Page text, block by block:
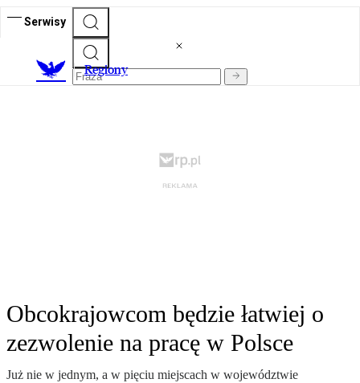
Serwisy
Regiony
Obcokrajowcom będzie łatwiej o
zezwolenie na pracę w Polsce
Już nie w jednym, a w pięciu miejscach w województwie